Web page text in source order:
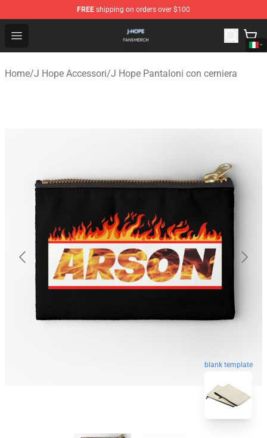
FREE shipping on orders over $100
Open menu
J Hope Shop - Official J Hope Merchandise Store
Home/J Hope Accessori/J Hope Pantaloni con cerniera
blank template